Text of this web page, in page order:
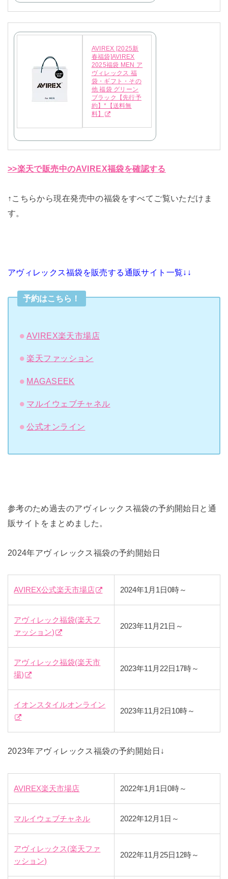
AVIREX [2025新
春福袋]AVIREX
2025福袋 MEN ア
ヴィレックス 福
袋・ギフト・その
他 福袋 グリーン
ブラック【先行予
約】*【送料無
料】
>>楽天で販売中のAVIREX福袋を確認する
↑こちらから現在発売中の福袋をすべてご覧いただけま
す。
アヴィレックス福袋を販売する通販サイト一覧↓↓
予約はこちら！
AVIREX楽天市場店
楽天ファッション
MAGASEEK
マルイウェブチャネル
公式オンライン
参考のため過去のアヴィレックス福袋の予約開始日と通
販サイトをまとめました。
2024年アヴィレックス福袋の予約開始日
AVIREX公式楽天市場店 2024年1月1日0時～
アヴィレック福袋(楽天フ
ァッション)
2023年11月21日～
アヴィレック福袋(楽天市
場)
2023年11月22日17時～
イオンスタイルオンライン
2023年11月2日10時～
2023年アヴィレックス福袋の予約開始日↓
AVIREX楽天市場店 2022年1月1日0時～
マルイウェブチャネル 2022年12月1日～
アヴィレックス(楽天ファ
ッション)
2022年11月25日12時～